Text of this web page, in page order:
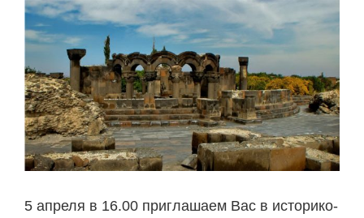
View
Larger
Image
5 апреля в 16.00 приглашаем Вас в историко-